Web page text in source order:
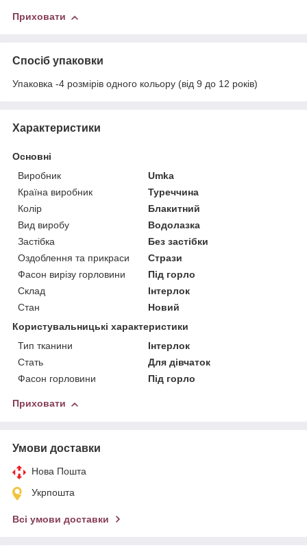
Приховати
Спосіб упаковки
Упаковка -4 розмірів одного кольору (від 9 до 12 років)
Характеристики
Основні
Виробник
Umka
Країна виробник
Туреччина
Колір
Блакитний
Вид виробу
Водолазка
Застібка
Без застібки
Оздоблення та прикраси
Стрази
Фасон вирізу горловини
Під горло
Склад
Інтерлок
Стан
Новий
Користувальницькі характеристики
Тип тканини
Інтерлок
Стать
Для дівчаток
Фасон горловини
Під горло
Приховати
Умови доставки
Нова Пошта
Укрпошта
Всі умови доставки